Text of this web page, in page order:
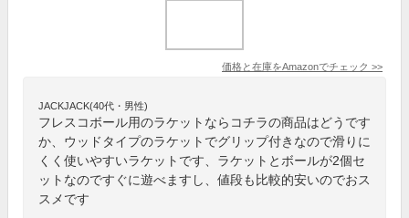
価格と在庫をAmazonでチェック >>
JACKJACK(40代・男性)
フレスコボール用のラケットならコチラの商品はどうです
か、ウッドタイプのラケットでグリップ付きなので滑りに
くく使いやすいラケットです、ラケットとボールが2個セ
ットなのですぐに遊べますし、値段も比較的安いのでおス
スメです